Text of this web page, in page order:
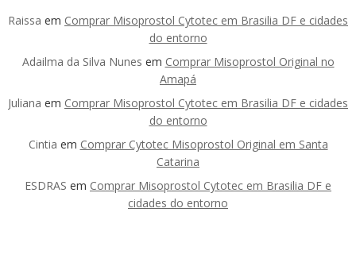
Raissa em Comprar Misoprostol Cytotec em Brasilia DF e cidades
do entorno
Adailma da Silva Nunes em Comprar Misoprostol Original no
Amapá
Juliana em Comprar Misoprostol Cytotec em Brasilia DF e cidades
do entorno
Cintia em Comprar Cytotec Misoprostol Original em Santa
Catarina
ESDRAS em Comprar Misoprostol Cytotec em Brasilia DF e
cidades do entorno